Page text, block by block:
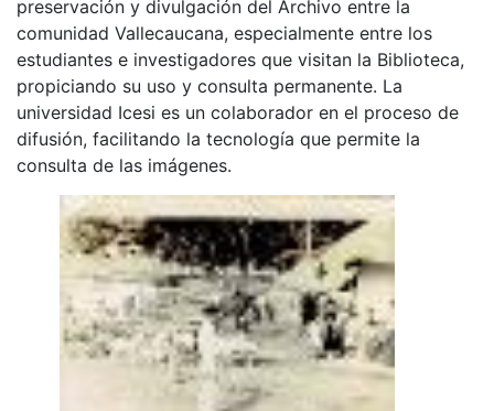
preservación y divulgación del Archivo entre la
comunidad Vallecaucana, especialmente entre los
estudiantes e investigadores que visitan la Biblioteca,
propiciando su uso y consulta permanente. La
universidad Icesi es un colaborador en el proceso de
difusión, facilitando la tecnología que permite la
consulta de las imágenes.